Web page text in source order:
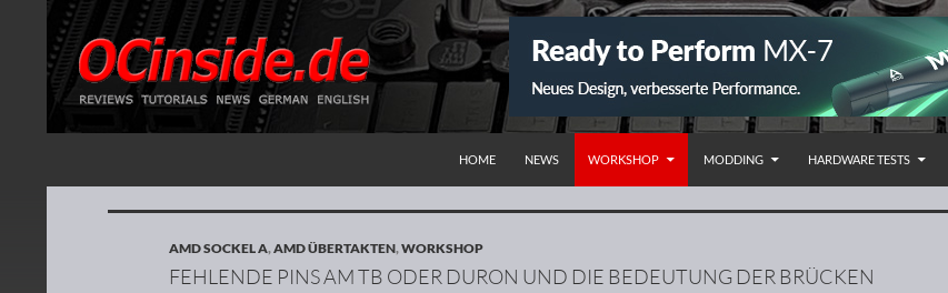
HOME
NEWS WORKSHOP MODDING HARDWARE TESTS
AMD SOCKEL A,AMD ÜBERTAKTEN,WORKSHOP
FEHLENDE PINS AM TB ODER DURON UND DIE BEDEUTUNG DER BRÜCKEN